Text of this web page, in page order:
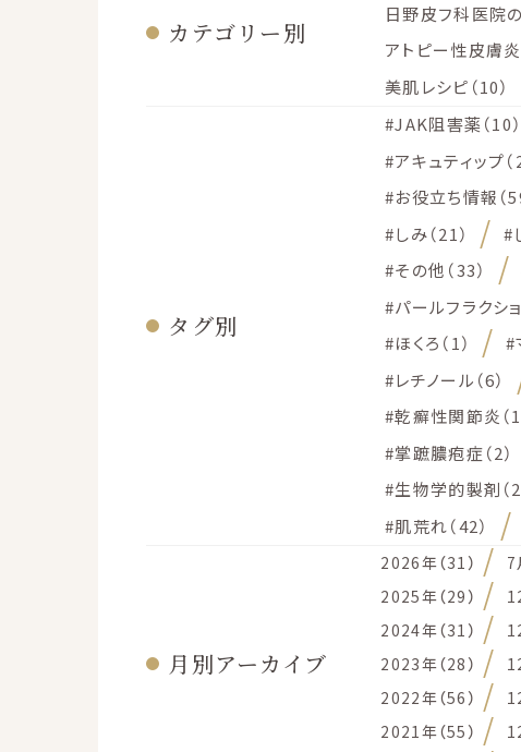
カテゴリー別
日野皮フ科医院の
アトピー性皮膚炎
美肌レシピ（10）
タグ別
#JAK阻害薬（10）
#アキュティップ（2
#お役立ち情報（
#しみ（21）
#
#その他（33）
#パールフラクショ
#ほくろ（1）
#
#レチノール（6）
#乾癬性関節炎（
#掌蹠膿疱症（2）
#生物学的製剤（
#肌荒れ（42）
月別アーカイブ
2026年（31） 7
2025年（29）
2024年（31）
2023年（28）
2022年（56）
2021年（55）